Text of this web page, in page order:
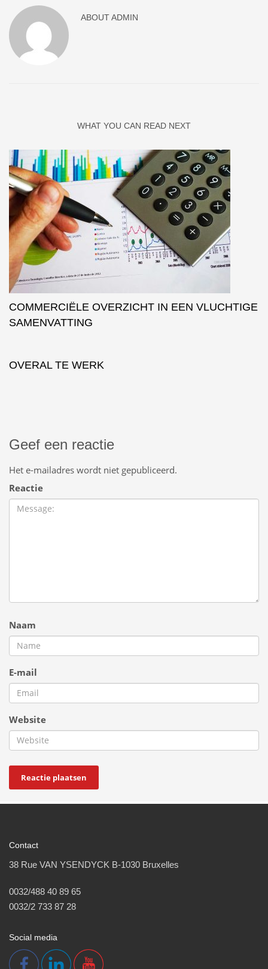
ABOUTADMIN
WHAT YOU CAN READ NEXT
COMMERCIËLE OVERZICHT IN EEN VLUCHTIGE
SAMENVATTING
OVERAL TE WERK
Geef een reactie
Het e-mailadres wordt niet gepubliceerd.
Reactie
Naam
E-mail
Website
Contact
38 Rue VAN YSENDYCK B-1030 Bruxelles
0032/488 40 89 65
0032/2 733 87 28
Social media